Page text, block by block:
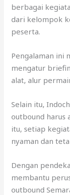
berbagai
dari kelompok
peserta.
Pengalaman ini
mengatur
alat, alur
Selain itu,
outbound harus
itu, setiap
nyaman dan
Dengan
membantu
outbound